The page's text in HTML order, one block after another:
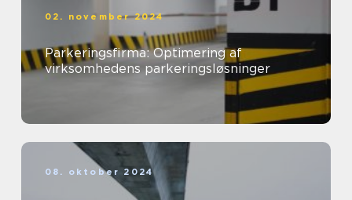
02. november 2024
Parkeringsfirma: Optimering af
virksomhedens parkeringsløsninger
08. oktober 2024